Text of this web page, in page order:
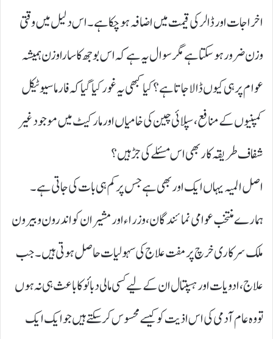
اخراجات اور ڈالر کی قیمت میں اضافہ ہو چکا ہے۔ اس دلیل میں وقتی
وزن ضرور ہو سکتا ہے مگر سوال یہ ہے کہ اس بوجھ کا سارا وزن ہمیشہ
عوام پر ہی کیوں ڈالا جاتا ہے؟ کیا کبھی یہ غور کیا گیا کہ فارماسیوٹیکل
کمپنیوں کے منافع، سپلائی چین کی خامیاں اور مارکیٹ میں موجود غیر
شفاف طریقہ کار بھی اس مسئلے کی جڑ ہیں؟
اصل المیہ یہاں ایک اور بھی ہے جس پر کم ہی بات کی جاتی ہے۔
ہمارے منتخب عوامی نمائندگان، وزراء اور مشیران کو اندرون و بیرون
ملک سرکاری خرچ پر مفت علاج کی سہولیات حاصل ہوتی ہیں۔ جب
علاج، ادویات اور ہسپتال ان کے لیے کسی مالی دبائو کا باعث ہی نہ ہوں
تو وہ عام آدمی کی اس اذیت کو کیسے محسوس کر سکتے ہیں جو ایک ایک